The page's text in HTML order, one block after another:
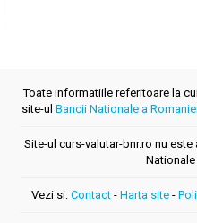
Toate informatiile referitoare la
site-ul Bancii Nationale a
Site-ul curs-valutar-bnr.ro nu
Vezi si: Contact - Harta site -